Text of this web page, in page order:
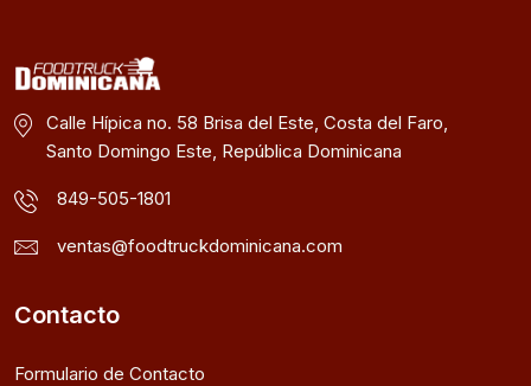
Calle Hípica no. 58 Brisa del Este, Costa del Faro,
Santo Domingo Este, República Dominicana
849-505-1801
ventas@foodtruckdominicana.com
Contacto
Formulario de Contacto